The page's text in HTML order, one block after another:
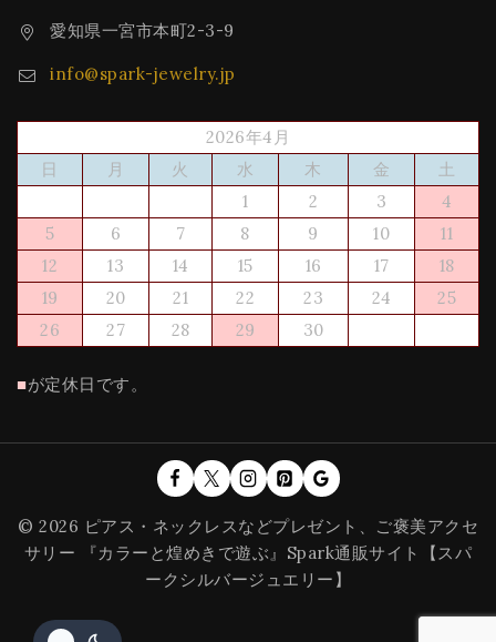
愛知県一宮市本町2-3-9
info@spark-jewelry.jp
2026年4月
日
月 火 水 木 金
土
1
2 3
4
5
6 7 8 9 10
11
12
13 14 15 16 17
18
19
20 21 22 23 24
25
26
27 28 29 30
■が定休日です。
© 2026 ピアス・ネックレスなどプレゼント、ご褒美アクセ
サリー 『カラーと煌めきで遊ぶ』Spark通販サイト【スパ
ークシルバージュエリー】